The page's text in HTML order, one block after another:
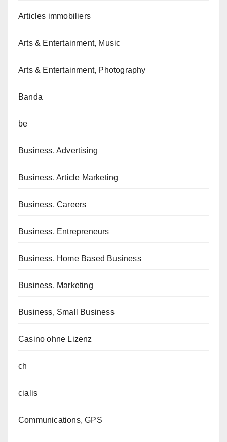
Articles immobiliers
Arts & Entertainment, Music
Arts & Entertainment, Photography
Banda
be
Business, Advertising
Business, Article Marketing
Business, Careers
Business, Entrepreneurs
Business, Home Based Business
Business, Marketing
Business, Small Business
Casino ohne Lizenz
ch
cialis
Communications, GPS